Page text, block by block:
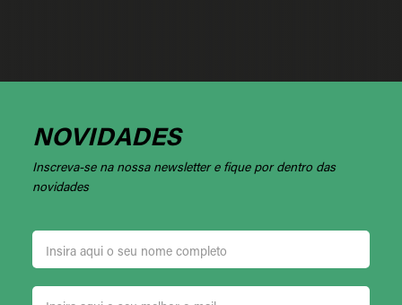
NOVIDADES
Inscreva-se na nossa newsletter e fique por dentro das
novidades